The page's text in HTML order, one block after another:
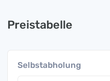
Preistabelle
Selbstabholung